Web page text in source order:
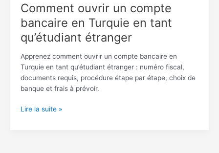
Comment ouvrir un compte
bancaire en Turquie en tant
qu’étudiant étranger
Apprenez comment ouvrir un compte bancaire en
Turquie en tant qu’étudiant étranger : numéro fiscal,
documents requis, procédure étape par étape, choix de
banque et frais à prévoir.
Lire la suite »